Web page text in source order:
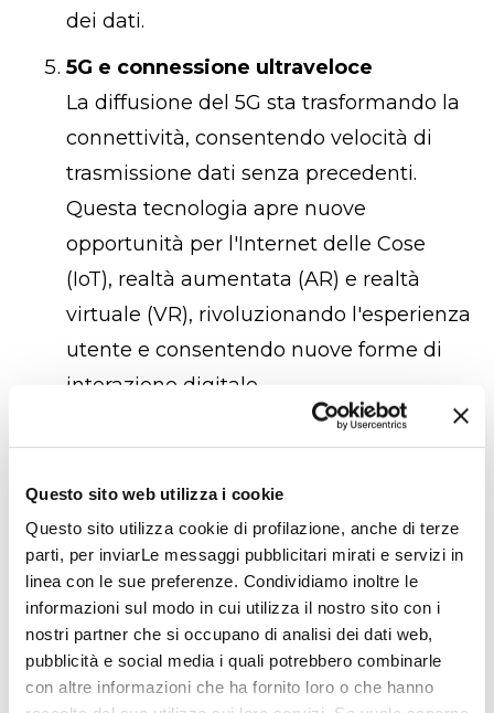
Questo sito web utilizza i cookie
Questo sito utilizza cookie di profilazione, anche di terze
parti, per inviarLe messaggi pubblicitari mirati e servizi in
linea con le sue preferenze. Condividiamo inoltre le
informazioni sul modo in cui utilizza il nostro sito con i
nostri partner che si occupano di analisi dei dati web,
pubblicità e social media i quali potrebbero combinarle
con altre informazioni che ha fornito loro o che hanno
dei dati.
5G e connessione ultraveloce
La diffusione del 5G sta trasformando la
connettività, consentendo velocità di
trasmissione dati senza precedenti.
Questa tecnologia apre nuove
opportunità per l'Internet delle Cose
(IoT), realtà aumentata (AR) e realtà
virtuale (VR), rivoluzionando l'esperienza
utente e consentendo nuove forme di
interazione digitale.
Esperienze utente immersive
solo l'efficienza operativa, ma anche
l'esperienza utente. Le imprese stanno
investendo sempre di più in esperienze
utente immersive, utilizzando la realtà
aumentata, la realtà virtuale e
l'interfaccia utente basata su voce per